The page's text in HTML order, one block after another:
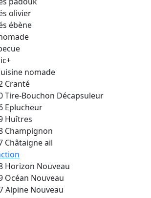
olivier
ébène
nomade
Cranté
Tire-Bouchon Décapsuleur
Eplucheur
Huîtres
Champignon
Châtaigne ail
Horizon Nouveau
Océan Nouveau
Alpine Nouveau